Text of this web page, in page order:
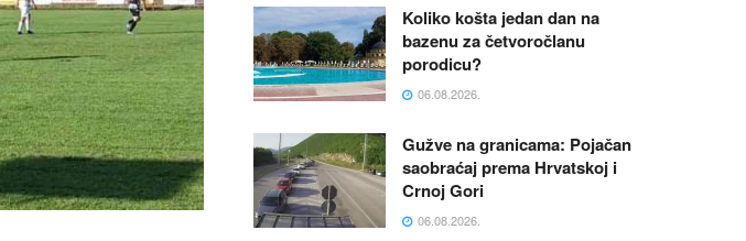
Koliko košta jedan dan na
bazenu za četvoročlanu
porodicu?
06.08.2026.
Gužve na granicama: Pojačan
saobraćaj prema Hrvatskoj i
Crnoj Gori
06.08.2026.